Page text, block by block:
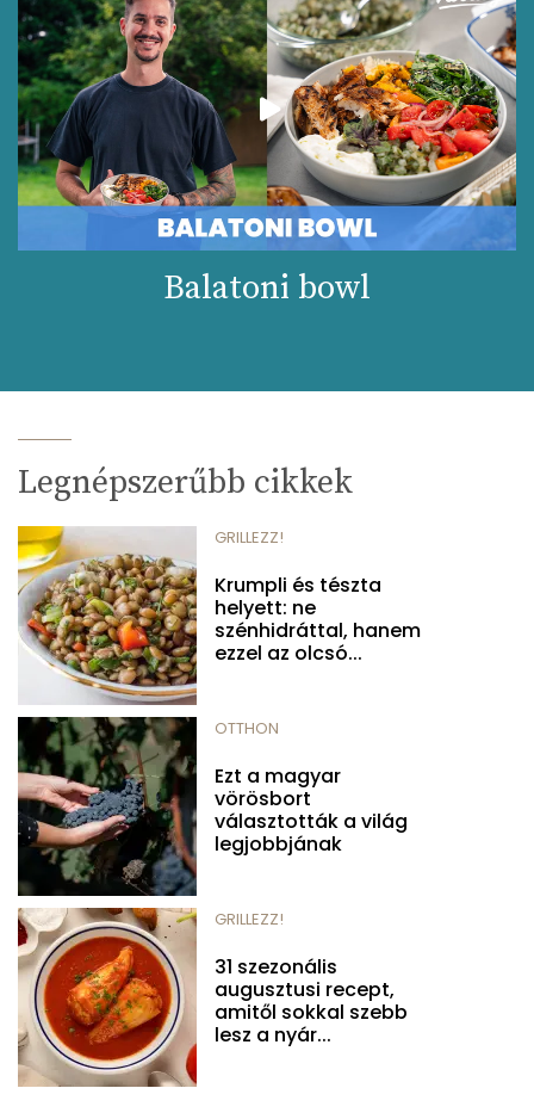
Balatoni bowl
Legnépszerűbb cikkek
GRILLEZZ!
Krumpli és tészta
helyett: ne
szénhidráttal, hanem
ezzel az olcsó...
OTTHON
Ezt a magyar
vörösbort
választották a világ
legjobbjának
GRILLEZZ!
31 szezonális
augusztusi recept,
amitől sokkal szebb
lesz a nyár...